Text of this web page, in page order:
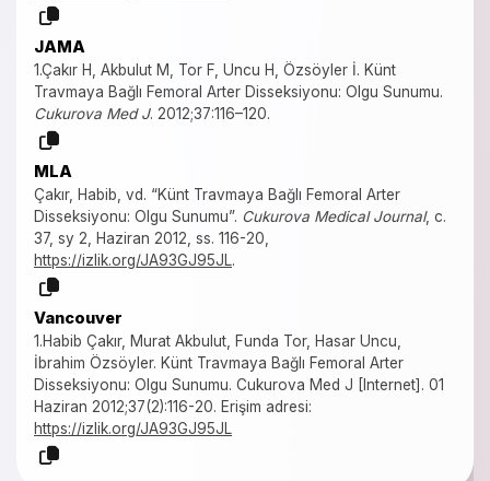
JAMA
1.Çakır H, Akbulut M, Tor F, Uncu H, Özsöyler İ. Künt
Travmaya Bağlı Femoral Arter Disseksiyonu: Olgu Sunumu.
Cukurova Med J. 2012;37:116–120.
MLA
Çakır, Habib, vd. “Künt Travmaya Bağlı Femoral Arter
Disseksiyonu: Olgu Sunumu”. Cukurova Medical Journal, c.
37, sy 2, Haziran 2012, ss. 116-20,
https://izlik.org/JA93GJ95JL.
Vancouver
1.Habib Çakır, Murat Akbulut, Funda Tor, Hasar Uncu,
İbrahim Özsöyler. Künt Travmaya Bağlı Femoral Arter
Disseksiyonu: Olgu Sunumu. Cukurova Med J [Internet]. 01
Haziran 2012;37(2):116-20. Erişim adresi:
https://izlik.org/JA93GJ95JL